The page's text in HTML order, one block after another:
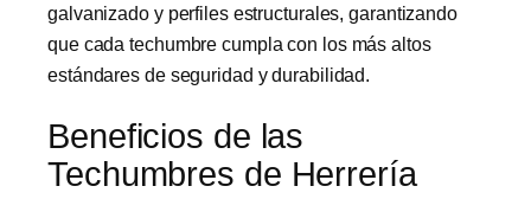
galvanizado y perfiles estructurales, garantizando
que cada techumbre cumpla con los más altos
estándares de seguridad y durabilidad.
Beneficios de las
Techumbres de Herrería